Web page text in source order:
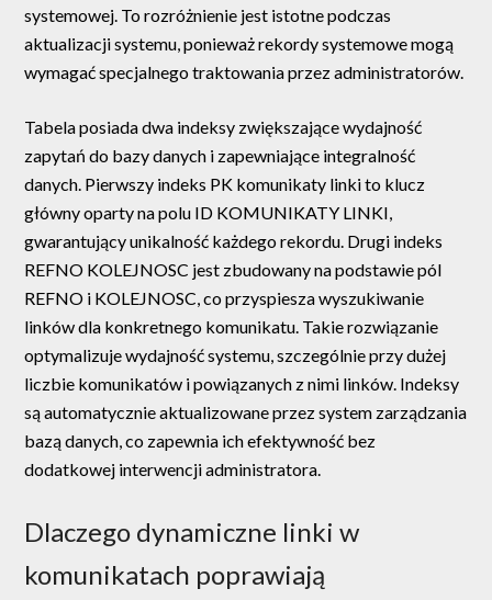
systemowej. To rozróżnienie jest istotne podczas
aktualizacji systemu, ponieważ rekordy systemowe mogą
wymagać specjalnego traktowania przez administratorów.
Tabela posiada dwa indeksy zwiększające wydajność
zapytań do bazy danych i zapewniające integralność
danych. Pierwszy indeks PK komunikaty linki to klucz
główny oparty na polu ID KOMUNIKATY LINKI,
gwarantujący unikalność każdego rekordu. Drugi indeks
REFNO KOLEJNOSC jest zbudowany na podstawie pól
REFNO i KOLEJNOSC, co przyspiesza wyszukiwanie
linków dla konkretnego komunikatu. Takie rozwiązanie
optymalizuje wydajność systemu, szczególnie przy dużej
liczbie komunikatów i powiązanych z nimi linków. Indeksy
są automatycznie aktualizowane przez system zarządzania
bazą danych, co zapewnia ich efektywność bez
dodatkowej interwencji administratora.
Dlaczego dynamiczne linki w
komunikatach poprawiają